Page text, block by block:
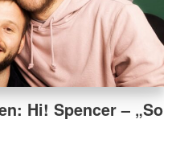
Hi! Spencer – „So